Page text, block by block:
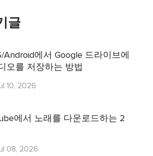
글
Android에서 Google 드라이브에
오를 저장하는 방법
10, 2026
에서 노래를 다운로드하는 2
08, 2026